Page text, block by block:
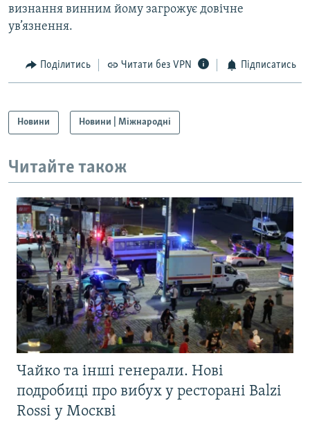
визнання винним йому загрожує довічне
ув’язнення.
Поділитись Читати без VPN Підписатись
Новини Новини | Міжнародні
Читайте також
Чайко та інші генерали. Нові
подробиці про вибух у ресторані Balzi
Rossi у Москві